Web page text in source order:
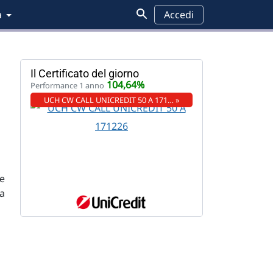
Accedi
Il Certificato del giorno
Performance 1 anno 104,64%
UCH CW CALL UNICREDIT 50 A 171… »